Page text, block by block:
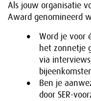
Als jouw organisatie
Award genomineerd
Word je voor
het zonnetje
via
Ben je
door SER-